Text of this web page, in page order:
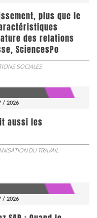
plus que le
des relations
SciencesPo
SOCIALES
/ 2026
aussi les
DU TRAVAIL
/ 2026